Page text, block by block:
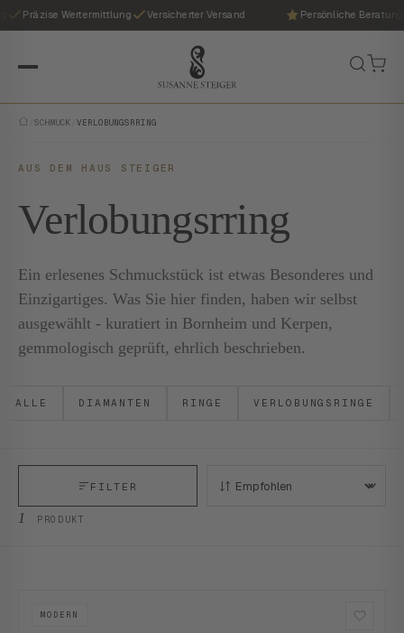
Präzise Wertermittlung Versicherter Versand Persönliche Beratung
SCHMUCK /VERLOBUNGSRRING
AUS DEM HAUS STEIGER
Verlobungsrring
Ein erlesenes Schmuckstück ist etwas Besonderes und
Einzigartiges. Was Sie hier finden, haben wir selbst
ausgewählt - kuratiert in Bornheim und Kerpen,
gemmologisch geprüft, ehrlich beschrieben.
ALLE DIAMANTEN RINGE VERLOBUNGSRINGE
1 PRODUKT
FILTER SORTIEREN:
MODERN